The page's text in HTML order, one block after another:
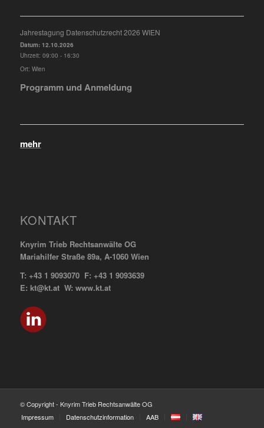
Jahrestagung Datenschutzrecht 2026 WIEN
Datum: 12.10.2026
Uhrzeit: 09:00 - 16:30
Ort: Wien
Programm und Anmeldung
mehr
KONTAKT
Knyrim Trieb Rechtsanwälte OG
Mariahilfer Straße 89a, A-1060 Wien
T: +43 1 9093070 F: +43 1 9093639
E: kt@kt.at W: www.kt.at
© Copyright - Knyrim Trieb Rechtsanwälte OG
Impressum
Datenschutzinformation AAB